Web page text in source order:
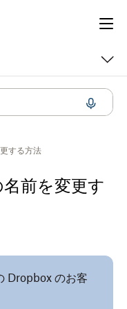
する方法
前を変更す
Dropbox のお客